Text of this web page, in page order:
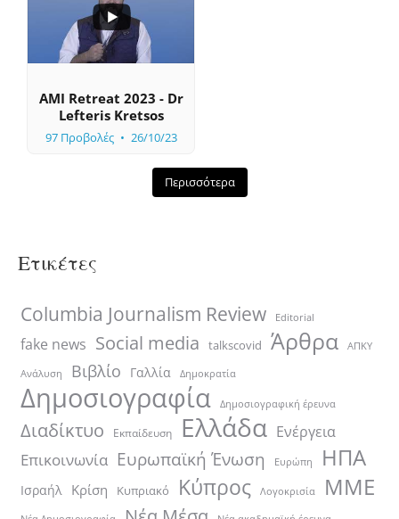
0
AMI Retreat 2023 - Dr
Lefteris Kretsos
97 Προβολές 26/10/23
Περισσότερα
Ετικέτες
Columbia Journalism Review Editorial
fake news Social media talkscovid Άρθρα ΑΠΚΥ
Ανάλυση Βιβλίο Γαλλία Δημοκρατία
Δημοσιογραφία Δημοσιογραφική έρευνα
Διαδίκτυο Εκπαίδευση Ελλάδα Ενέργεια
Επικοινωνία Ευρωπαϊκή Ένωση Ευρώπη ΗΠΑ
Ισραήλ Κρίση Κυπριακό Κύπρος Λογοκρισία ΜΜΕ